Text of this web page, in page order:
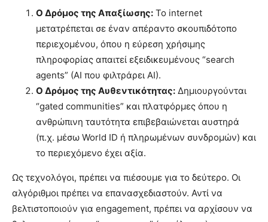
Ο Δρόμος της Απαξίωσης: Το internet
μετατρέπεται σε έναν απέραντο σκουπιδότοπο
περιεχομένου, όπου η εύρεση χρήσιμης
πληροφορίας απαιτεί εξειδικευμένους “search
agents” (AI που φιλτράρει AI).
Ο Δρόμος της Αυθεντικότητας: Δημιουργούνται
“gated communities” και πλατφόρμες όπου η
ανθρώπινη ταυτότητα επιβεβαιώνεται αυστηρά
(π.χ. μέσω World ID ή πληρωμένων συνδρομών) και
το περιεχόμενο έχει αξία.
Ως τεχνολόγοι, πρέπει να πιέσουμε για το δεύτερο. Οι
αλγόριθμοι πρέπει να επανασχεδιαστούν. Αντί να
βελτιστοποιούν για engagement, πρέπει να αρχίσουν να